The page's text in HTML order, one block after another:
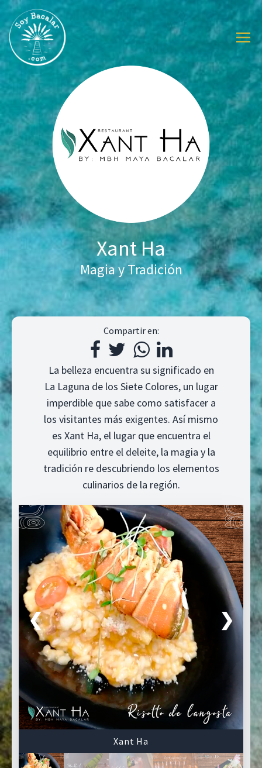
Xant Ha
Magia y Tradición
Compartir en:
La belleza encuentra su significado en
La Laguna de los Siete Colores, un lugar
imperdible que sabe como satisfacer a
los visitantes más exigentes. Así mismo
es Xant Ha, el lugar que encuentra el
equilibrio entre el deleite, la magia y la
tradición re descubriendo los elementos
culinarios de la región.
❮ ❯
Xant Ha